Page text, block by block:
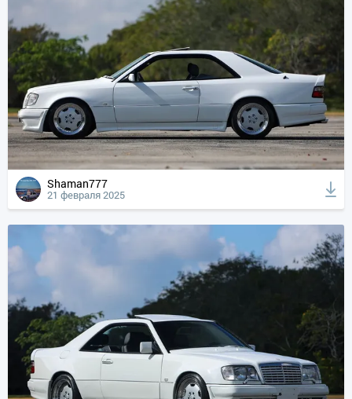
Shaman777
21 февраля 2025